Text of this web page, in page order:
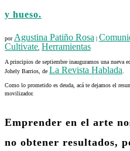
y hueso.
por Agustina Patiño Rosa |
Cultivate Herramientas
A principios de septiembre inauguramos una nueva
Johely Barrios, de La Revista Hablada
Como lo prometido es deuda, acá te dejamos el
movilizador.
Emprender en el arte
no obtener resultados,